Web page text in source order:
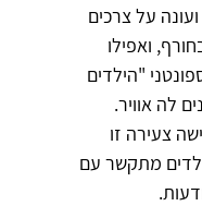
על צרכים
ואפילו
"הילדים
לה אוויר.
צעירה זו
מתקשר עם